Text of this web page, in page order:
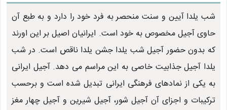
شب یلدا آیین و سنت منحصر به فرد خود را دارد و به طبع آن
حاوی آجیل مخصوص به خود است. ایرانیان اصیل بر این اورند
که بدون حضور آجیل شب یلدا جشن یلدا ناقص است. در شب
یلدا آجیل جذابیت خاصی به این مراسم می دهد. آجیل ایرانی
به یکی از نمادهای فرهنگی ایرانی تبدیل شده است و برحسب
ترکیبات و اجزای آن آجیل شور، آجیل شیرین و آجیل چهار مغز